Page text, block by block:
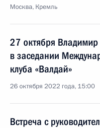
Москва, Кремль
27 октября Владимир
в заседании
клуба «Валдай»
26 октября 2022 года, 15:00
Встреча с